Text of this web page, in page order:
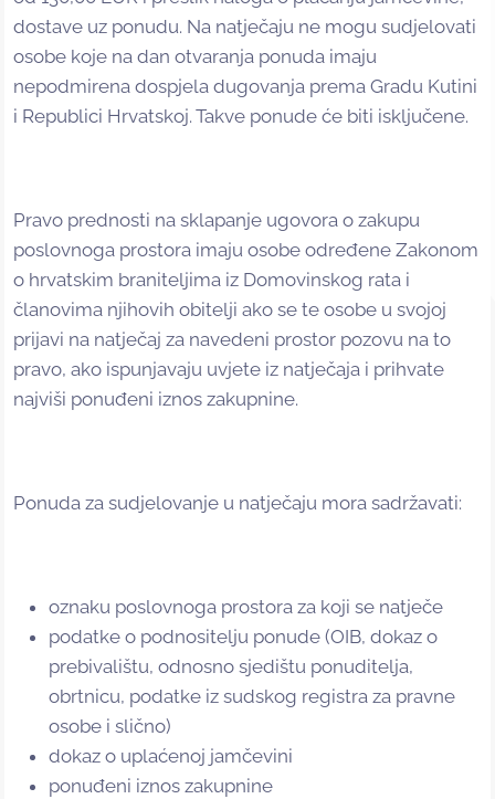
dostave uz ponudu. Na natječaju ne mogu sudjelovati
osobe koje na dan otvaranja ponuda imaju
nepodmirena dospjela dugovanja prema Gradu Kutini
i Republici Hrvatskoj. Takve ponude će biti isključene.
Pravo prednosti na sklapanje ugovora o zakupu
poslovnoga prostora imaju osobe određene Zakonom
o hrvatskim braniteljima iz Domovinskog rata i
članovima njihovih obitelji ako se te osobe u svojoj
prijavi na natječaj za navedeni prostor pozovu na to
pravo, ako ispunjavaju uvjete iz natječaja i prihvate
najviši ponuđeni iznos zakupnine.
Ponuda za sudjelovanje u natječaju mora sadržavati:
oznaku poslovnoga prostora za koji se natječe
podatke o podnositelju ponude (OIB, dokaz o
prebivalištu, odnosno sjedištu ponuditelja,
obrtnicu, podatke iz sudskog registra za pravne
osobe i slično)
dokaz o uplaćenoj jamčevini
ponuđeni iznos zakupnine